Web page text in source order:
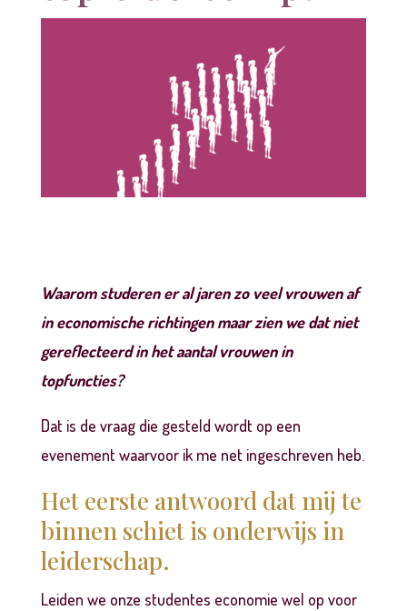
Waarom studeren er al jaren zo veel vrouwen af
in economische richtingen maar zien we dat niet
gereflecteerd in het aantal vrouwen in
topfuncties?
Dat is de vraag die gesteld wordt op een
evenement waarvoor ik me net ingeschreven heb.
Het eerste antwoord dat mij te
binnen schiet is onderwijs in
leiderschap.
Leiden we onze studentes economie wel op voor